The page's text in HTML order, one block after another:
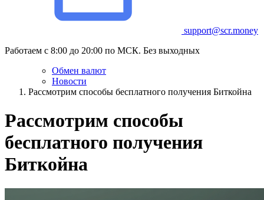
support@scr.money
Работаем с 8:00 до 20:00 по МСК. Без выходных
Обмен валют
Новости
Рассмотрим способы бесплатного получения Биткойна
Рассмотрим способы
бесплатного получения
Биткойна